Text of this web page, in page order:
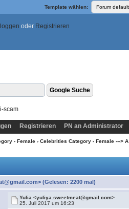
Template wählen:
oder Registrieren
scam
Registrieren PN an Administrator
- Female› Celebrities Category - Female ---> A
(Gelesen: 2200 mal)
Yulia <yuliya.sweetmeat@gmail.com>
25. Juli 2017 um 16:23